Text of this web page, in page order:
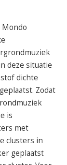
deze situatie
dichte
Zodat
is
met
clusters in
geplaatst